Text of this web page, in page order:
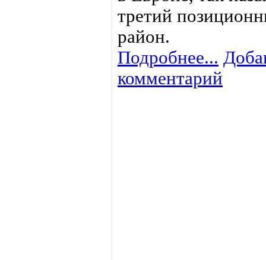
третий
район.
Подробнее...
комментарий